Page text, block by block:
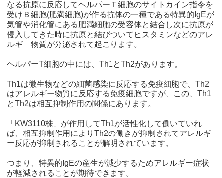
なる抗原に反応してヘルパーＴ細胞のサイトカイン指令を
受けＢ細胞(肥満細胞)が作る抗体の一種である特異的IgEが
気管や消化管にある肥満細胞の受容体と結合し次に抗原が
侵入してきた時に抗原と結びついてヒスタミンなどのアレ
ルギー物質が分泌されて起こります。
ヘルパーT細胞の中には、Th1とTh2があります。
Th1は微生物などの細菌感染に反応する免疫細胞で、Th2
はアレルギー物質に反応する免疫細胞ですが、この、Th1
とTh2は相互抑制作用の関係にあります。
「KW3110株」が作用してTh1が活性化して働いていれ
ば、相互抑制作用によりTh2の働きが抑制されてアレルギ
ー反応が抑制されることが解明されています。
つまり、特異的IgEの産生が減少するためアレルギー症状
が軽減されることが期待できます。